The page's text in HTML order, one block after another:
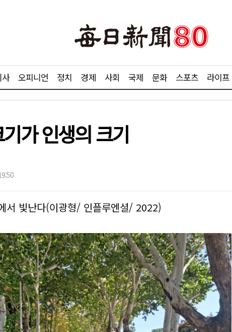
오피니언 정치 경제 사회 국제 문화 스포츠 라이프
가 인생의 크기
서 빛난다(이광형/ 인플루엔셜/ 2022)